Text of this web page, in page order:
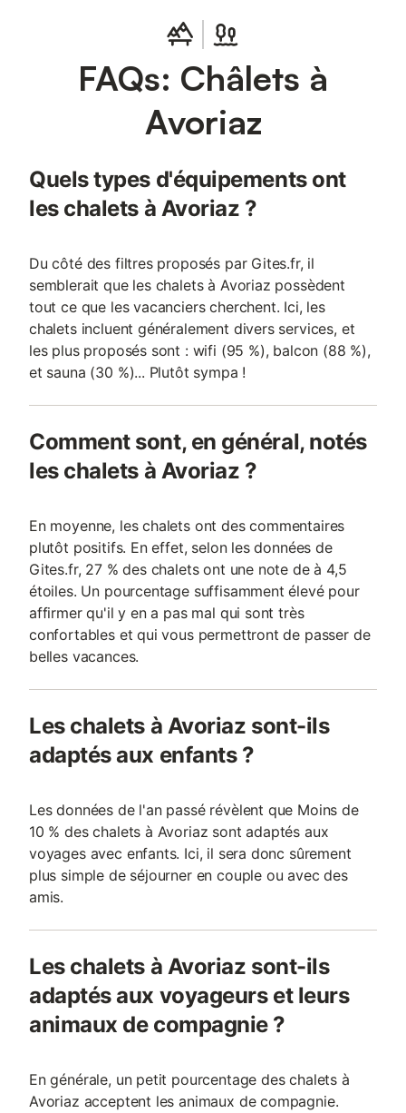
FAQs: Châlets à
Avoriaz
Quels types d'équipements ont
les chalets à Avoriaz ?
Du côté des filtres proposés par Gites.fr, il
semblerait que les chalets à Avoriaz possèdent
tout ce que les vacanciers cherchent. Ici, les
chalets incluent généralement divers services, et
les plus proposés sont : wifi (95 %), balcon (88 %),
et sauna (30 %)... Plutôt sympa !
Comment sont, en général, notés
les chalets à Avoriaz ?
En moyenne, les chalets ont des commentaires
plutôt positifs. En effet, selon les données de
Gites.fr, 27 % des chalets ont une note de à 4,5
étoiles. Un pourcentage suffisamment élevé pour
affirmer qu'il y en a pas mal qui sont très
confortables et qui vous permettront de passer de
belles vacances.
Les chalets à Avoriaz sont-ils
adaptés aux enfants ?
Les données de l'an passé révèlent que Moins de
10 % des chalets à Avoriaz sont adaptés aux
voyages avec enfants. Ici, il sera donc sûrement
plus simple de séjourner en couple ou avec des
amis.
Les chalets à Avoriaz sont-ils
adaptés aux voyageurs et leurs
animaux de compagnie ?
En générale, un petit pourcentage des chalets à
Avoriaz acceptent les animaux de compagnie.